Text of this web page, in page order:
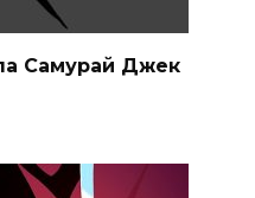
Самурай Джек